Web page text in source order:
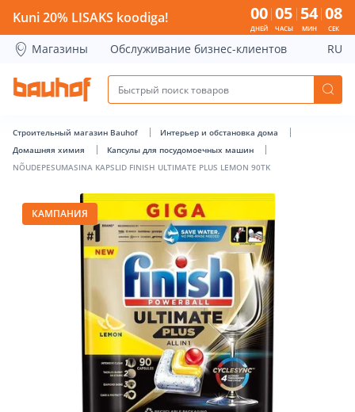
NÕUDEPESUMASINA KAPSLID FINISH ULTIMATE PLUS
Kuni 20% LISAKS koodiga! 00
ДНЕЙ
05
ЧАСЫ
54
МИН
08
СЕК
Магазины Обслуживание бизнес-клиентов RU
Строительный магазин Bauhof
Интерьер и обстановка дома
Домашняя химия
Капсулы для посудомоечных машин
NÕUDEPESUMASINA KAPSLID FINISH ULTIMATE PLUS LEMON 90TK
КАМПАНИЯ